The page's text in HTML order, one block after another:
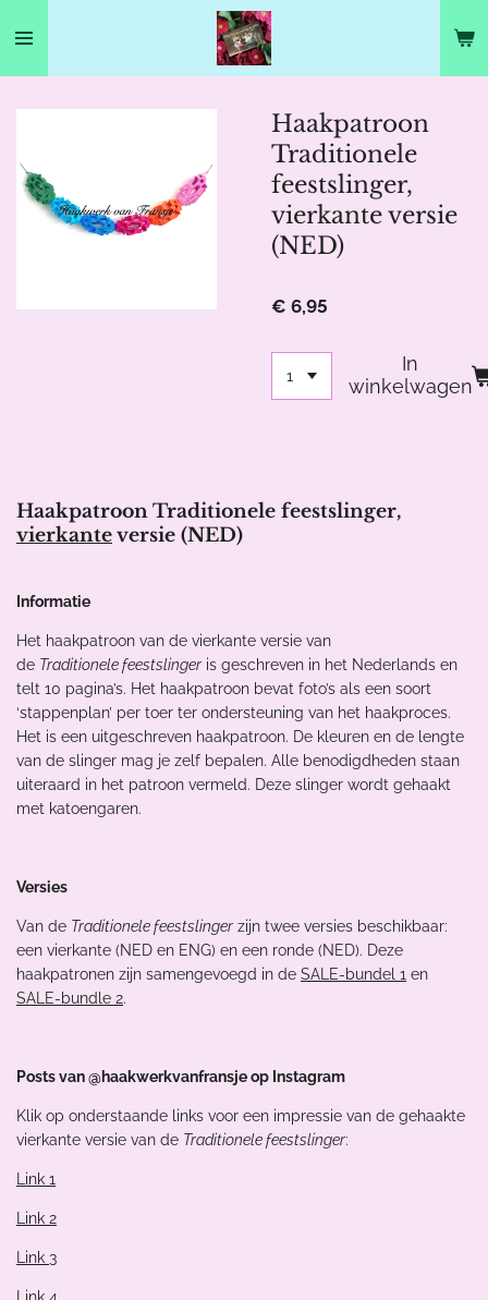
direct
Haakpatroon
Traditionele
feestslinger,
vierkante versie
(NED)
€ 6,95
In
winkelwagen
Haakpatroon Traditionele feestslinger,
vierkanteversie (NED)
Informatie
Het haakpatroon van de vierkante versie van
de Traditionele feestslinger is geschreven in het Nederlands en
telt 10 pagina’s. Het haakpatroon bevat foto’s als een soort
‘stappenplan’ per toer ter ondersteuning van het haakproces.
Het is een uitgeschreven haakpatroon. De kleuren en de lengte
van de slinger mag je zelf bepalen. Alle benodigdheden staan
uiteraard in het patroon vermeld. Deze slinger wordt gehaakt
met katoengaren.
Versies
Van de Traditionele feestslinger zijn twee versies beschikbaar:
een vierkante (NED en ENG) en een ronde (NED). Deze
haakpatronen zijn samengevoegd in de SALE-bundel 1 en
SALE-bundle 2.
Posts van @haakwerkvanfransje op Instagram
Klik op onderstaande links voor een impressie van de gehaakte
vierkante versie van de Traditionele feestslinger:
Link 1
Link 2
Link 3